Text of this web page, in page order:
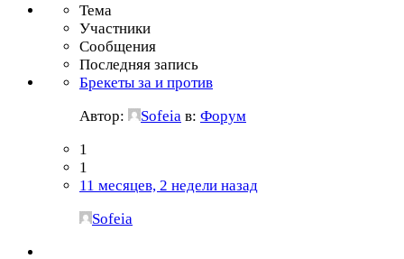
Тема
Участники
Сообщения
Последняя запись
Брекеты за и против
Автор:
Sofeia в: Форум
1
1
11 месяцев, 2 недели назад
Sofeia